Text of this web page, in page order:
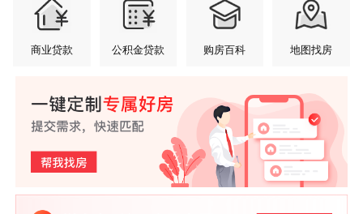
商业贷款 公积金贷款 购房百科 地图找房